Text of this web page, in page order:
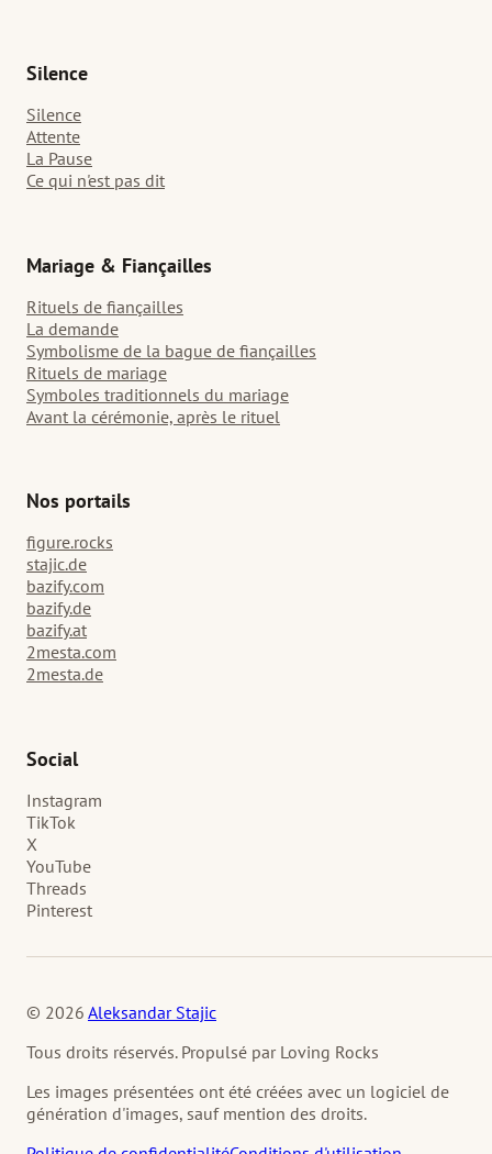
Silence
Silence
Attente
La Pause
Ce qui n'est pas dit
Mariage & Fiançailles
Rituels de fiançailles
La demande
Symbolisme de la bague de fiançailles
Rituels de mariage
Symboles traditionnels du mariage
Avant la cérémonie, après le rituel
Nos portails
figure.rocks
stajic.de
bazify.com
bazify.de
bazify.at
2mesta.com
2mesta.de
Social
Instagram
TikTok
X
YouTube
Threads
Pinterest
© 2026 Aleksandar Stajic
Tous droits réservés. Propulsé par Loving Rocks
Les images présentées ont été créées avec un logiciel de
génération d'images, sauf mention des droits.